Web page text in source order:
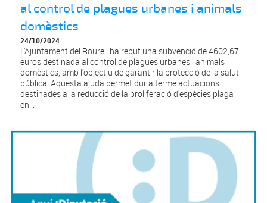
al control de plagues urbanes i animals
domèstics
24/10/2024
L'Ajuntament del Rourell ha rebut una subvenció de 4602,67
euros destinada al control de plagues urbanes i animals
domèstics, amb l'objectiu de garantir la protecció de la salut
pública. Aquesta ajuda permet dur a terme actuacions
destinades a la reducció de la proliferació d'espècies plaga
en...